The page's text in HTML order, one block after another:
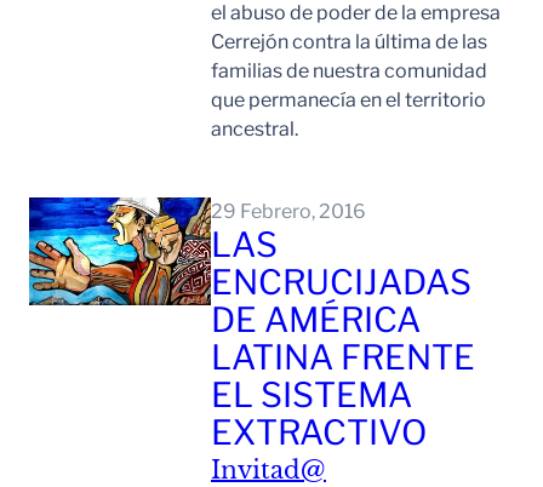
el abuso de poder de la empresa
Cerrejón contra la última de las
familias de nuestra comunidad
que permanecía en el territorio
ancestral.
29 Febrero, 2016
LAS
ENCRUCIJADAS
DE AMÉRICA
LATINA FRENTE
EL SISTEMA
EXTRACTIVO
Invitad@